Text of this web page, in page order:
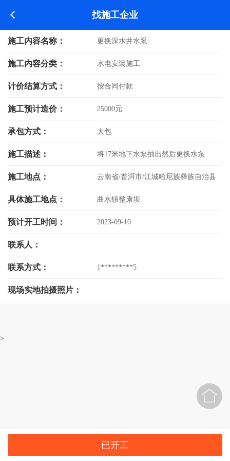
找施工企业
施工内容名称： 更换深水井水泵
施工内容分类： 水电安装施工
计价结算方式： 按合同付款
施工预计造价： 25000元
承包方式： 大包
施工描述： 将17米地下水泵抽出然后更换水泵
施工地点： 云南省/普洱市/江城哈尼族彝族自治县
具体施工地点： 曲水镇整康坝
预计开工时间： 2023-09-10
联系人：
联系方式： 1*********5
现场实地拍摄照片：
已开工

>